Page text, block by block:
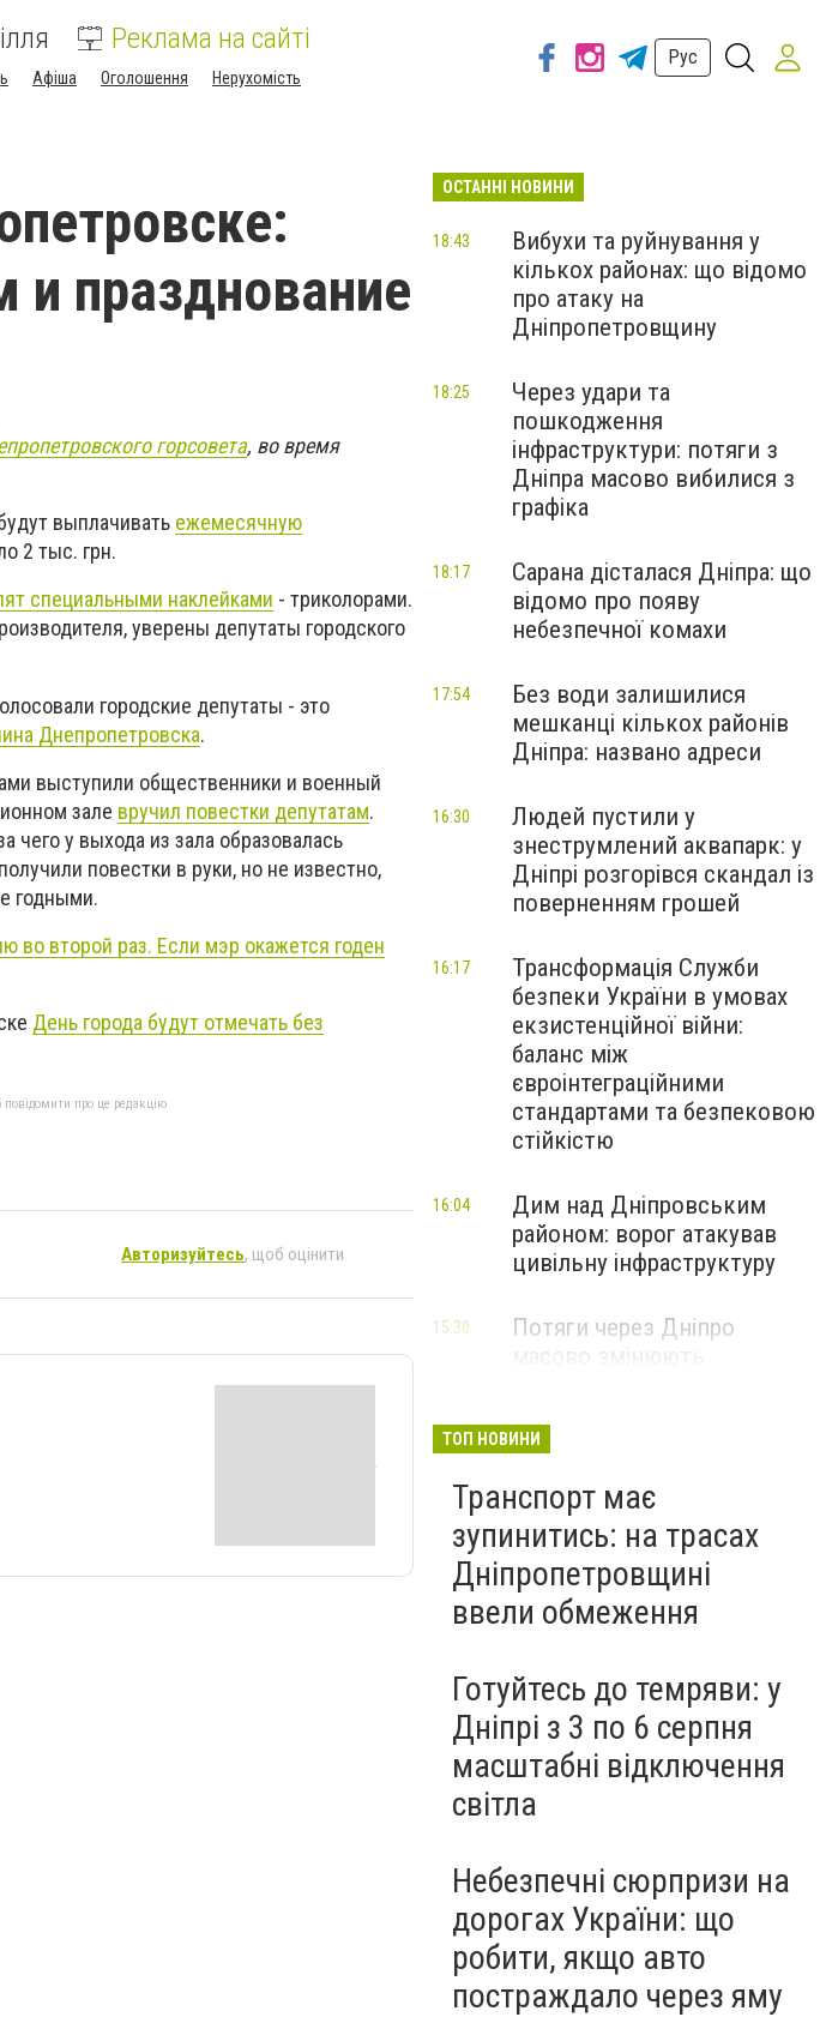
Реклама на сайті
Афіша Оголошення Нерухомість
Рус
и празднование
горсовета, во время
выплачивать ежемесячную
2 тыс. грн.
специальными наклейками - триколорами.
уверены депутаты городского
городские депутаты - это
Днепропетровска.
выступили общественники и военный
зале вручил повестки депутатам.
чего у выхода из зала образовалась
повестки в руки, но не известно,
годными.
во второй раз. Если мэр окажется годен
День города будут отмечать без
про це редакцію
Авторизуйтесь, щоб оцінити
ОСТАННІ НОВИНИ
Вибухи та руйнування у
кількох районах: що відомо
про атаку на
Дніпропетровщину
18:43
Через удари та
пошкодження
інфраструктури: потяги з
Дніпра масово вибилися з
графіка
18:25
Сарана дісталася Дніпра: що
відомо про появу
небезпечної комахи
18:17
Без води залишилися
мешканці кількох районів
Дніпра: названо адреси
17:54
Людей пустили у
знеструмлений аквапарк: у
Дніпрі розгорівся скандал із
поверненням грошей
16:30
Трансформація Служби
безпеки України в умовах
екзистенційної війни:
баланс між
євроінтеграційними
стандартами та безпековою
стійкістю
16:17
Дим над Дніпровським
районом: ворог атакував
цивільну інфраструктуру
16:04
Потяги через Дніпро
15:30
ТОП НОВИНИ
Транспорт має
зупинитись: на трасах
Дніпропетровщині
ввели обмеження
Готуйтесь до темряви: у
Дніпрі з 3 по 6 серпня
масштабні відключення
світла
Небезпечні сюрпризи на
дорогах України: що
робити, якщо авто
постраждало через яму